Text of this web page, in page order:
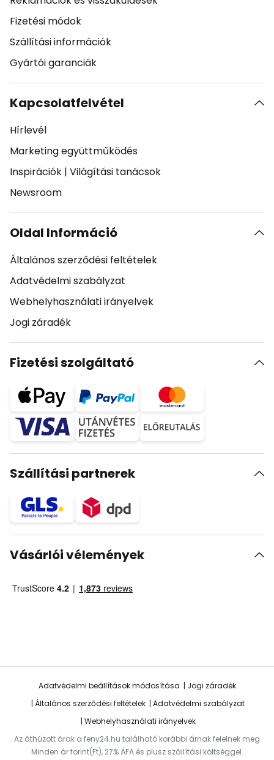
Fizetési módok
Szállítási információk
Gyártói garanciák
Kapcsolatfelvétel
Hírlevél
Marketing együttműködés
Inspirációk | Világítási tanácsok
Newsroom
Oldal Információ
Általános szerződési feltételek
Adatvédelmi szabályzat
Webhelyhasználati irányelvek
Jogi záradék
Fizetési szolgáltató
Szállítási partnerek
Vásárlói vélemények
Adatvédelmi beállítások módosítása
Jogi záradék
Általános szerződési feltételek
Adatvédelmi szabályzat
Webhelyhasználati irányelvek
Az áthúzott árak a feny24.hu található korábbi árnak felelnek meg
Minden ár forint(Ft), 27% ÁFA és plusz szállítási költséggel.